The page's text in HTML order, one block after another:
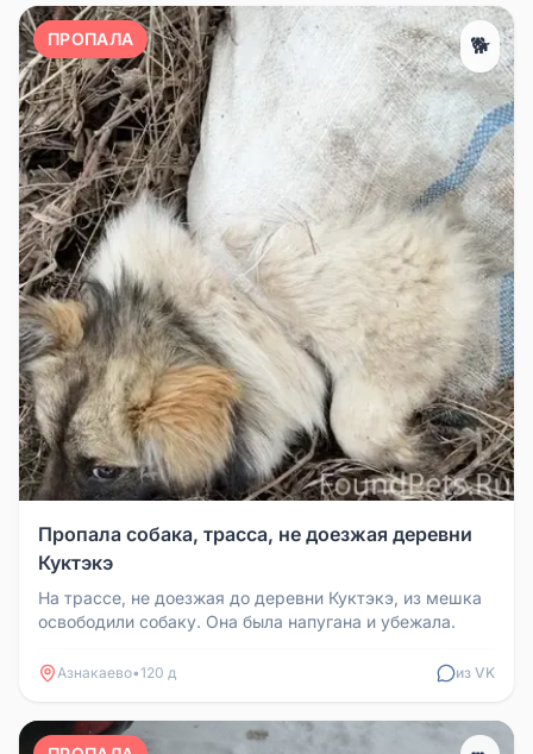
ПРОПАЛА 🐕
Пропала собака, трасса, не доезжая деревни
Куктэкэ
На трассе, не доезжая до деревни Куктэкэ, из мешка
освободили собаку. Она была напугана и убежала.
Азнакаево•120 д из VK